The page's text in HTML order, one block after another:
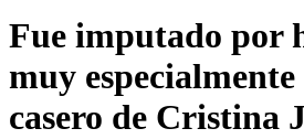
Fue imputado por
muy
casero de Cristina